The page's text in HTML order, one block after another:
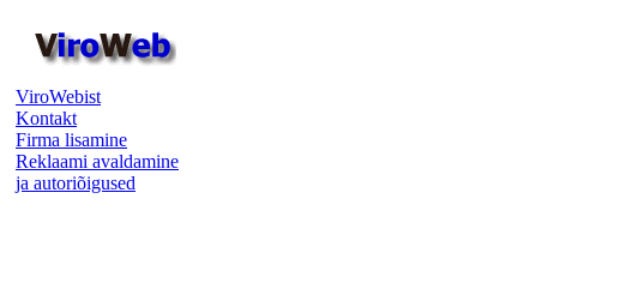
ViroWebist
Kontakt
Firma lisamine
Reklaami avaldamine
ja autoriõigused